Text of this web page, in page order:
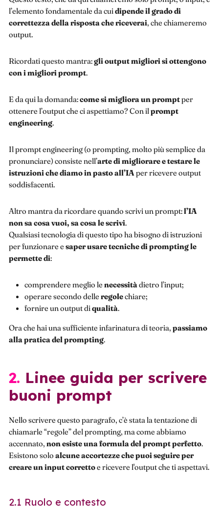
l’elemento fondamentale da cuidipende il grado di
correttezza della risposta che riceverai, che chiameremo
output.
Ricordati questo mantra:gli output migliori si ottengono
con i migliori prompt.
E da qui la domanda:come si migliora un promptper
ottenere l’output che ci aspettiamo? Con il prompt
engineering.
Il prompt engineering (o prompting, molto più semplice da
pronunciare) consiste nell’arte di migliorare e testare le
istruzioni che diamo in pasto all’IA per ricevere output
soddisfacenti.
Altro mantra da ricordare quando scrivi un prompt:l’IA
non sa cosa vuoi, sa cosa le scrivi.
Qualsiasi tecnologia di questo tipo ha bisogno di istruzioni
per funzionare e saper usare tecniche di prompting le
permette di:
comprendere meglio le necessitàdietro l’input;
operare secondo delle regolechiare;
fornire un output diqualità.
Ora che hai una sufficiente infarinatura di teoria, passiamo
alla pratica del prompting.
2. Linee guida per scrivere
buoni prompt
Nello scrivere questo paragrafo, c’è stata la tentazione di
chiamarle “regole” del prompting, ma come abbiamo
accennato, non esiste una formula del prompt perfetto.
Esistono solo alcune accortezze che puoi seguire per
creare un input correttoe ricevere l'output che ti aspettavi.
2.1 Ruolo e contesto